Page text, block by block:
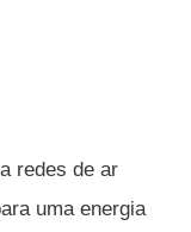
redes de ar
uma energia